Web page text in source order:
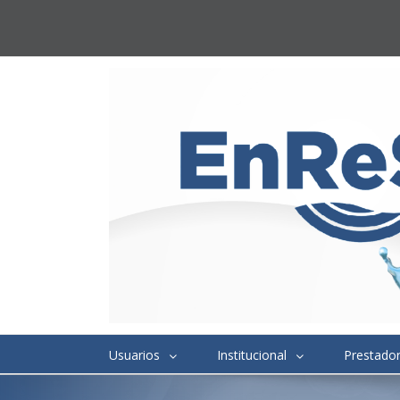
Usuarios Institucional